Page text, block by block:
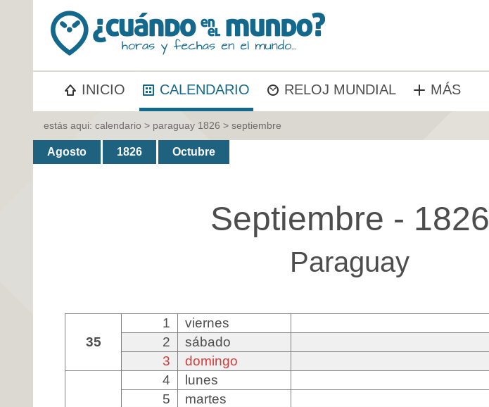
INICIO CALENDARIO RELOJ MUNDIAL MÁS
estás aqui: calendario > paraguay 1826 > septiembre
Agosto 1826 Octubre
Septiembre - 1826
Paraguay
35
1
viernes
2
sábado
3
domingo
4
lunes
5
martes